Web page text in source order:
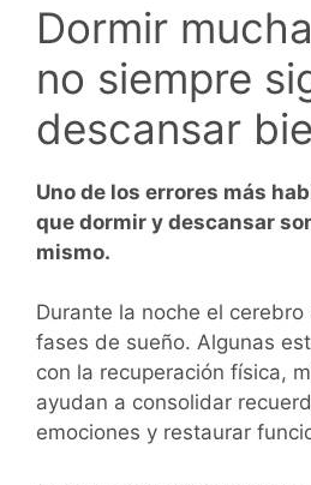
Dormir
no siempre
descansar
Uno de los errores más
que dormir y descansar
mismo.
Durante la noche el
fases de sueño. Algunas
con la recuperación física,
ayudan a consolidar
emociones y restaurar